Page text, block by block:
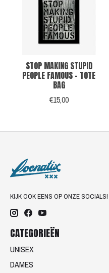
STOP MAKING STUPID
PEOPLE FAMOUS - TOTE
BAG
€15,00
KIJK OOK EENS OP ONZE SOCIALS!
CATEGORIEËN
UNISEX
DAMES